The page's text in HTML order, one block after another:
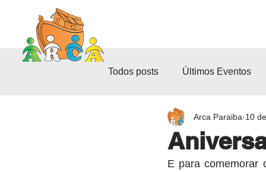
Todos posts Últimos Eventos
Bandarca Cidadania
Balcão de Formação e
Arca Paraiba 10
E para comemorar